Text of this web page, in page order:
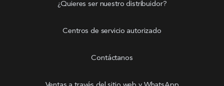
¿Quieres ser nuestro distribuidor?
Centros de servicio autorizado
Contáctanos